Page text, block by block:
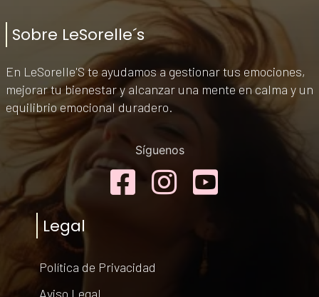
Sobre LeSorelle´s
En LeSorelle'S te ayudamos a gestionar tus emociones,
mejorar tu bienestar y alcanzar una mente en calma y un
equilibrio emocional duradero.
Síguenos
Facebook
Instagram
Legal
Política de Privacidad
Aviso Legal